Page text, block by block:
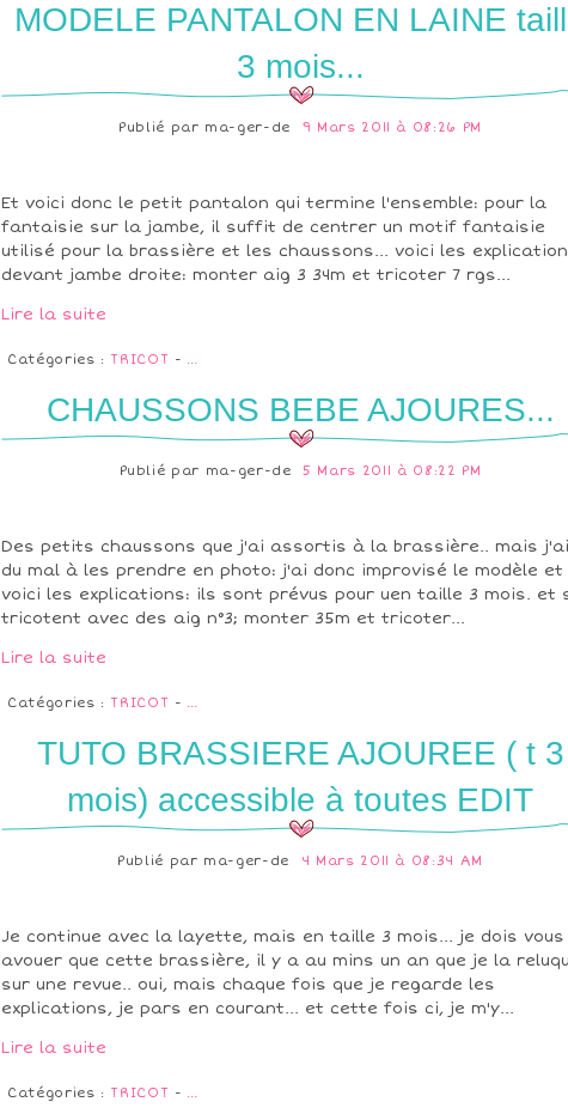
MODELE PANTALON EN LAINE
3 mois...
Publié par ma-ger-de 9 Mars 2011 à 08:26 PM
Et voici donc le petit pantalon qui termine l'ensemble: pour la
fantaisie sur la jambe, il suffit de centrer un motif fantaisie
utilisé pour la brassière et les chaussons... voici les
devant jambe droite: monter aig 3 34m et tricoter 7 rgs...
Lire la suite
Catégories : TRICOT - …
CHAUSSONS BEBE AJOURES...
Publié par ma-ger-de 5 Mars 2011 à 08:22 PM
Des petits chaussons que j'ai assortis à la brassière.. mais
du mal à les prendre en photo: j'ai donc improvisé le modèle et
voici les explications: ils sont prévus pour uen taille 3 mois. et
tricotent avec des aig n°3; monter 35m et tricoter...
Lire la suite
Catégories : TRICOT - …
TUTO BRASSIERE AJOUREE ( t 3
mois) accessible à toutes EDIT
Publié par ma-ger-de 4 Mars 2011 à 08:34 AM
Je continue avec la layette, mais en taille 3 mois... je dois vous
avouer que cette brassière, il y a au mins un an que je la
sur une revue.. oui, mais chaque fois que je regarde les
explications, je pars en courant... et cette fois ci, je m'y...
Lire la suite
Catégories : TRICOT - …